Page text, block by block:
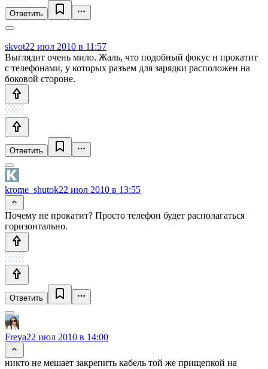
Ответить
skvot22 июл 2010 в 11:57
Выглядит очень мило. Жаль, что подобный фокус н прокатит
с телефонами, у которых разъем для зарядки расположен на
боковой стороне.
Ответить
krome_shutok22 июл 2010 в 13:55
Почему не прокатит? Просто телефон будет располагаться
горизонтально.
Ответить
Freya22 июл 2010 в 14:00
никто не мешает закрепить кабель той же прищепкой на